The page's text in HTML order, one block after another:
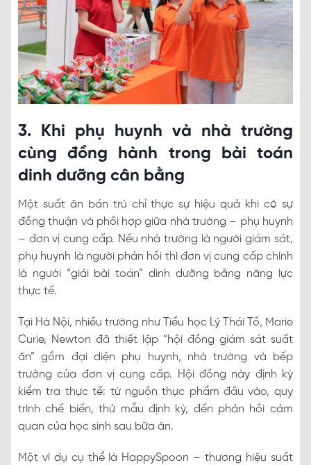
3. Khi phụ huynh và nhà trường
cùng đồng hành trong bài toán
dinh dưỡng cân bằng
Một suất ăn bán trú chỉ thực sự hiệu quả khi có sự
đồng thuận và phối hợp giữa nhà trường – phụ huynh
– đơn vị cung cấp. Nếu nhà trường là người giám sát,
phụ huynh là người phản hồi thì đơn vị cung cấp chính
là người “giải bài toán” dinh dưỡng bằng năng lực
thực tế.
Tại Hà Nội, nhiều trường như Tiểu học Lý Thái Tổ, Marie
Curie, Newton đã thiết lập “hội đồng giám sát suất
ăn” gồm đại diện phụ huynh, nhà trường và bếp
trưởng của đơn vị cung cấp. Hội đồng này định kỳ
kiểm tra thực tế: từ nguồn thực phẩm đầu vào, quy
trình chế biến, thử mẫu định kỳ, đến phản hồi cảm
quan của học sinh sau bữa ăn.
Một ví dụ cụ thể là HappySpoon – thương hiệu suất